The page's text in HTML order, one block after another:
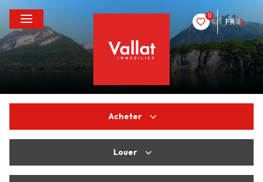
0
FR
Acheter
Louer